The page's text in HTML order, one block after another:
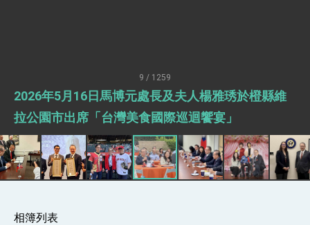
述印太安全局勢，籲深化台印尼半導體供應鏈合
作
外交部長林佳龍午宴歡迎美國聯邦參議員蓋耶哥
外交部長林佳龍接見美國智庫「德國馬歇爾基金
會」訪問團一行，深化跨大西洋戰略夥伴關係
臺美經貿談判獲階段性成果 卓揆期勉爭取時間完
成「臺美對等貿易協定」簽署
卓揆：臺美關稅談判階段性結果有助臺灣取得有
9 / 1259
2026年5月16日馬博元處長及夫人楊雅琇於橙縣維
拉公園市出席「台灣美食國際巡迴饗宴」
相簿列表